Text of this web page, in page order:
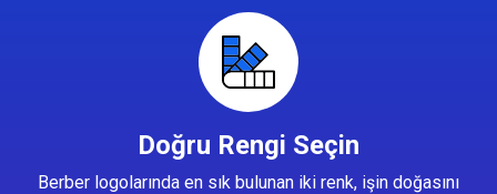
Doğru Rengi Seçin
Berber logolarında en sık bulunan iki renk, işin doğasını